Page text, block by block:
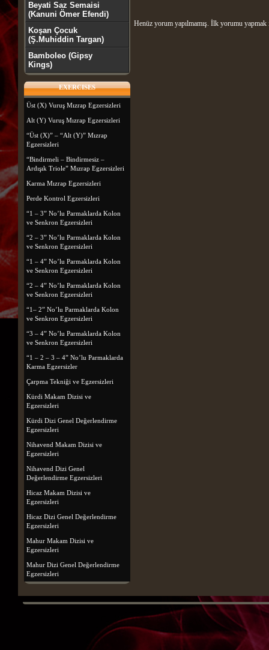
Beyati Saz Semaisi
(Kanuni Ömer Efendi)
Koşan Çocuk
(Ş.Muhiddin Targan)
Bamboleo (Gipsy
Kings)
EXERCISES
Üst (X) Vuruş Mızrap Egzersizleri
Alt (Y) Vuruş Mızrap Egzersizleri
“Üst (X)” – “Alt (Y)” Mızrap
Egzersizleri
“Bindirmeli – Bindirmesiz –
Ardışık Triole” Mızrap Egzersizleri
Karma Mızrap Egzersizleri
Perde Kontrol Egzersizleri
“1 – 3” No’lu Parmaklarda Kolon
ve Senkron Egzersizleri
“2 – 3” No’lu Parmaklarda Kolon
ve Senkron Egzersizleri
“1 – 4” No’lu Parmaklarda Kolon
ve Senkron Egzersizleri
“2 – 4” No’lu Parmaklarda Kolon
ve Senkron Egzersizleri
“1– 2” No’lu Parmaklarda Kolon
ve Senkron Egzersizleri
“3 – 4” No’lu Parmaklarda Kolon
ve Senkron Egzersizleri
“1 – 2 – 3 – 4” No’lu Parmaklarda
Karma Egzersizler
Çarpma Tekniği ve Egzersizleri
Kürdi Makam Dizisi ve
Egzersizleri
Kürdi Dizi Genel Değerlendirme
Egzersizleri
Nihavend Makam Dizisi ve
Egzersizleri
Nihavend Dizi Genel
Değerlendirme Egzersizleri
Hicaz Makam Dizisi ve
Egzersizleri
Hicaz Dizi Genel Değerlendirme
Egzersizleri
Mahur Makam Dizisi ve
Egzersizleri
Mahur Dizi Genel Değerlendirme
Egzersizleri
Henüz yorum yapılmamış. İlk yorumu